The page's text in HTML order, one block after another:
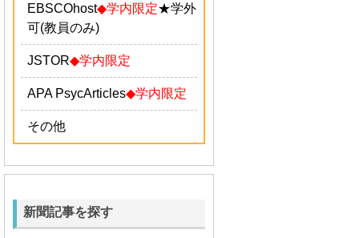
EBSCOhost◆学内限定★学外
可(教員のみ)
JSTOR◆学内限定
APA PsycArticles◆学内限定
その他
新聞記事を探す